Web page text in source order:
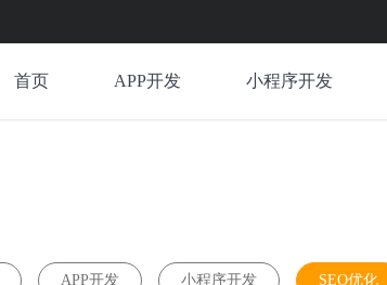
首页 APP开发 小程序开发
APP开发 小程序开发 SEO优化